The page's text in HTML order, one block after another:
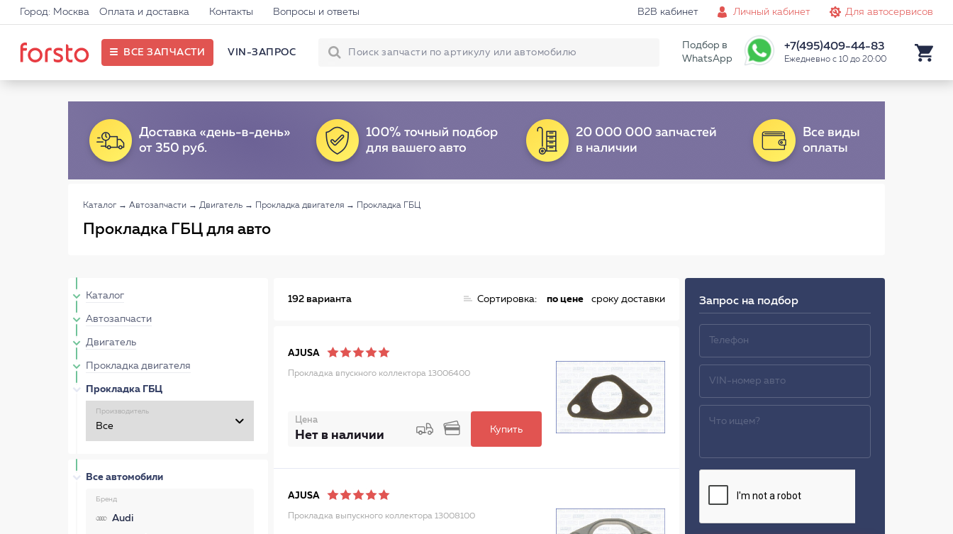
Город: Москва Оплата и доставка Контакты Вопросы и ответы B2B кабинет Личный кабинет Для автосервисов
ВСЕ ЗАПЧАСТИ VIN-ЗАПРОС
Подбор в
WhatsApp
+7(495)409-44-83
Ежедневно с 10 до 20:00
Каталог → Автозапчасти → Двигатель → Прокладка двигателя → Прокладка ГБЦ
Прокладка ГБЦ для авто
Каталог
Автозапчасти
Двигатель
Прокладка двигателя
Прокладка ГБЦ
Производитель
Все автомобили
Бренд
Audi
192 варианта Сортировка: по цене сроку доставки
AJUSA
Прокладка впускного коллектора 13006400
Цена
Нет в наличии Купить
AJUSA
Прокладка выпускного коллектора 13008100
Запрос на подбор